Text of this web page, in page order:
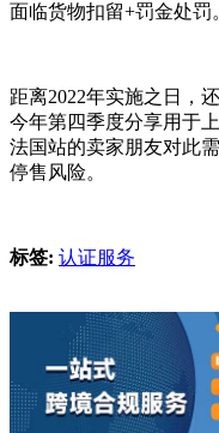
面临货物扣留+罚金处罚
距离2022年实施之日，
今年第四季度分享用于
法国站的卖家朋友对此
停售风险。
标签: 认证服务